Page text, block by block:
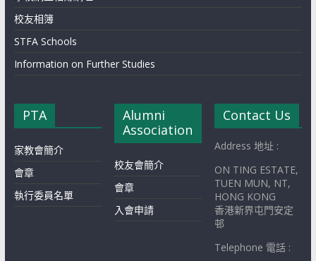
校友相簿
STFA Schools
Information on Further Studies
PTA
家教會簡介
會章
執行委員名單
Alumni
Association
校友會簡介
會章
入會申請
Contact Us
Address 地址 :
ON TING ESTATE,
TUEN MUN, NT,
HONG KONG
香港新界屯門安定
邨
Telephone 電話 :